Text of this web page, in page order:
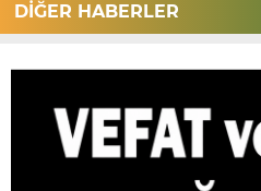
DİĞER HABERLER